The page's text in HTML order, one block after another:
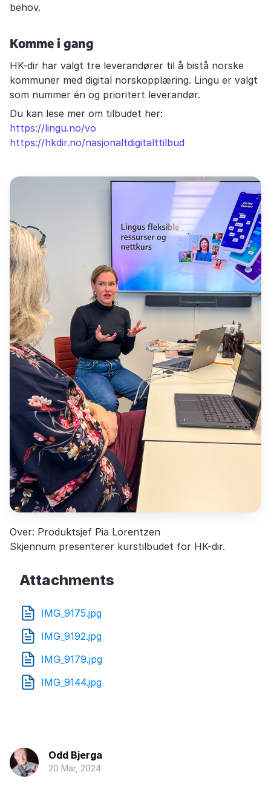
behov.
Komme i gang
HK-dir har valgt tre leverandører til å bistå norske
kommuner med digital norskopplæring. Lingu er valgt
som nummer én og prioritert leverandør.
Du kan lese mer om tilbudet her:
https://lingu.no/vo
https://hkdir.no/nasjonaltdigitalttilbud
Over: Produktsjef Pia Lorentzen
Skjennum presenterer kurstilbudet for HK-dir.
Attachments
IMG_9175.jpg
IMG_9192.jpg
IMG_9179.jpg
IMG_9144.jpg
Odd Bjerga
20 Mar, 2024